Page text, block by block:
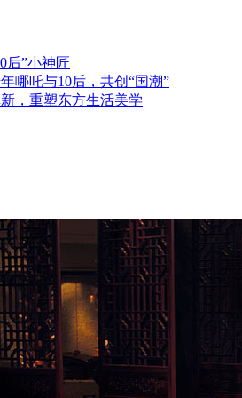
后”小神匠
哪吒与10后，共创“国潮”
，重塑东方生活美学